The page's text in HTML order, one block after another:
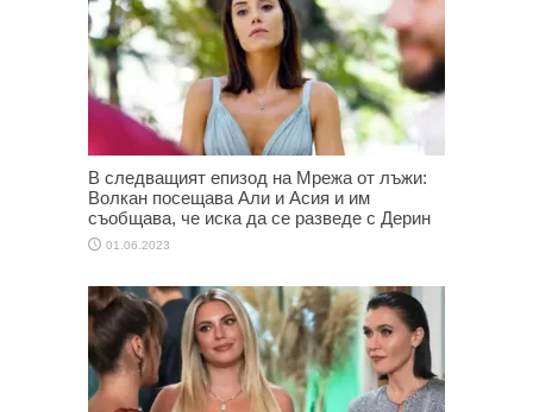
В следващият епизод на Мрежа от лъжи:
Волкан посещава Али и Асия и им
съобщава, че иска да се разведе с Дерин
01.06.2023